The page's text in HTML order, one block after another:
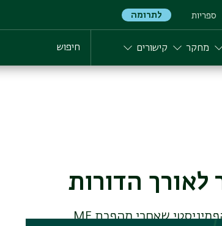
ספריות לתרומה
מחקר קישורים חיפוש
כיצד המסרים שעולים ממגילת אסתר מתקבלים בעולם הפמיניסטי שאחרי מהפכת ME